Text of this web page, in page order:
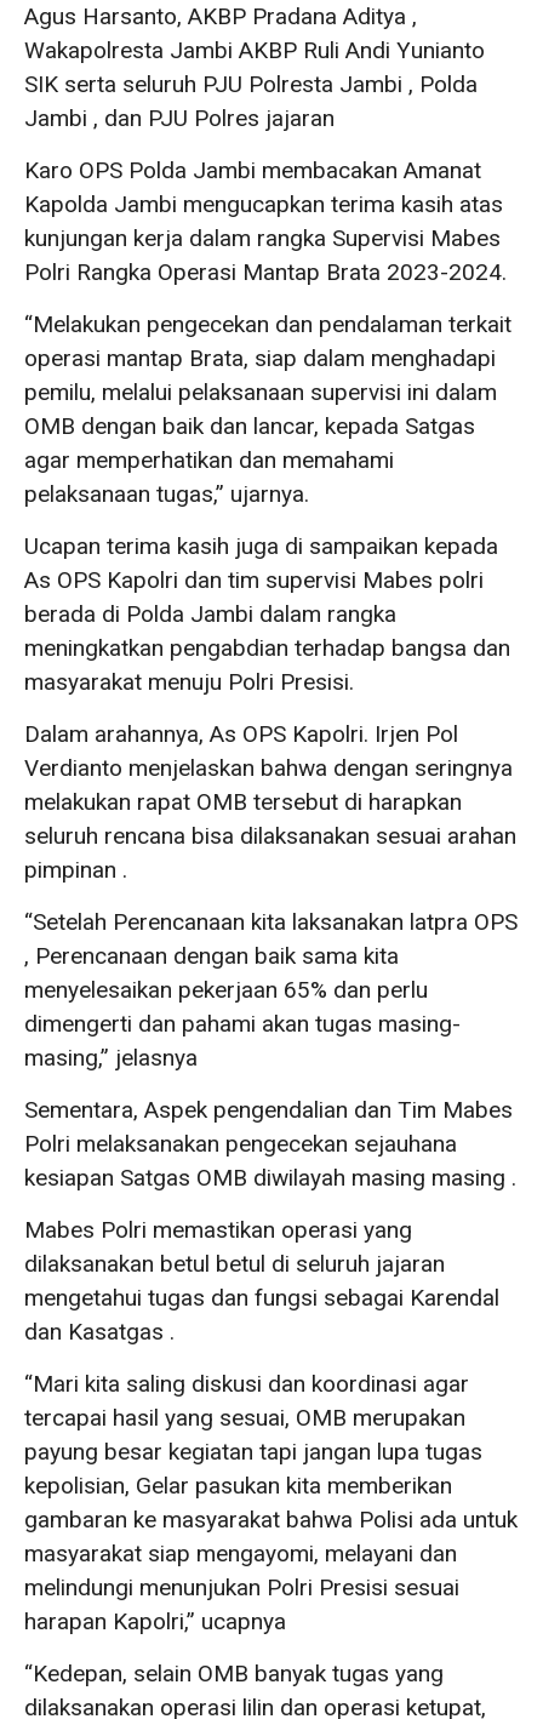
Agus Harsanto, AKBP Pradana Aditya ,
Wakapolresta Jambi AKBP Ruli Andi Yunianto
SIK serta seluruh PJU Polresta Jambi , Polda
Jambi , dan PJU Polres jajaran
Karo OPS Polda Jambi membacakan Amanat
Kapolda Jambi mengucapkan terima kasih atas
kunjungan kerja dalam rangka Supervisi Mabes
Polri Rangka Operasi Mantap Brata 2023-2024.
“Melakukan pengecekan dan pendalaman terkait
operasi mantap Brata, siap dalam menghadapi
pemilu, melalui pelaksanaan supervisi ini dalam
OMB dengan baik dan lancar, kepada Satgas
agar memperhatikan dan memahami
pelaksanaan tugas,” ujarnya.
Ucapan terima kasih juga di sampaikan kepada
As OPS Kapolri dan tim supervisi Mabes polri
berada di Polda Jambi dalam rangka
meningkatkan pengabdian terhadap bangsa dan
masyarakat menuju Polri Presisi.
Dalam arahannya, As OPS Kapolri. Irjen Pol
Verdianto menjelaskan bahwa dengan seringnya
melakukan rapat OMB tersebut di harapkan
seluruh rencana bisa dilaksanakan sesuai arahan
pimpinan .
“Setelah Perencanaan kita laksanakan latpra OPS
, Perencanaan dengan baik sama kita
menyelesaikan pekerjaan 65% dan perlu
dimengerti dan pahami akan tugas masing-
masing,” jelasnya
Sementara, Aspek pengendalian dan Tim Mabes
Polri melaksanakan pengecekan sejauhana
kesiapan Satgas OMB diwilayah masing masing .
Mabes Polri memastikan operasi yang
dilaksanakan betul betul di seluruh jajaran
mengetahui tugas dan fungsi sebagai Karendal
dan Kasatgas .
“Mari kita saling diskusi dan koordinasi agar
tercapai hasil yang sesuai, OMB merupakan
payung besar kegiatan tapi jangan lupa tugas
kepolisian, Gelar pasukan kita memberikan
gambaran ke masyarakat bahwa Polisi ada untuk
masyarakat siap mengayomi, melayani dan
melindungi menunjukan Polri Presisi sesuai
harapan Kapolri,” ucapnya
“Kedepan, selain OMB banyak tugas yang
dilaksanakan operasi lilin dan operasi ketupat,